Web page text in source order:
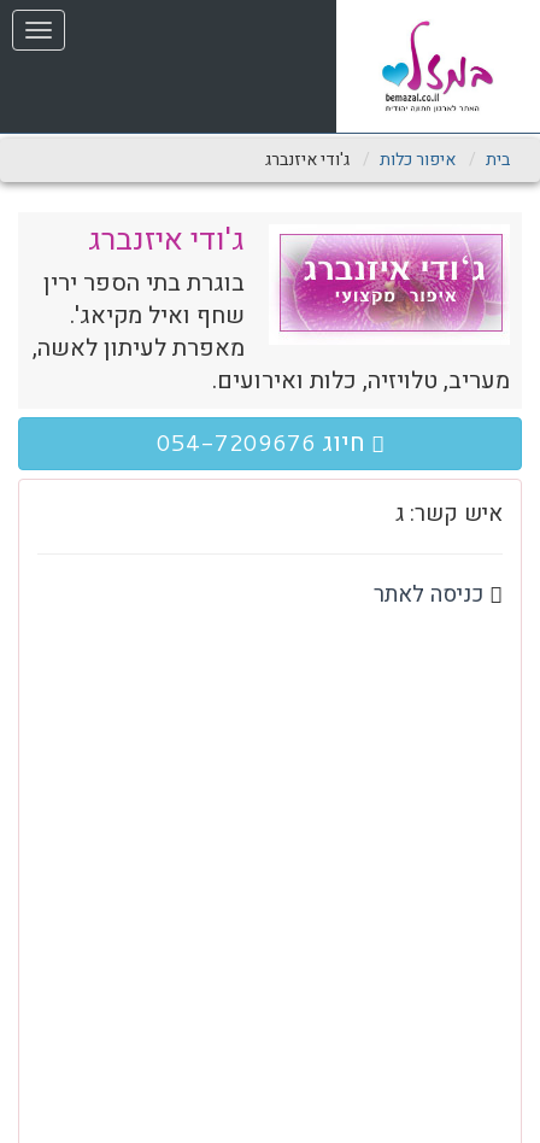
מַעֲרֶכֶת
בִּקְלִיק
לִנְגִישׁוּת
הָאֲתָר.
תפריט
בית איפור כלות ג'ודי איזנברג
ג'ודי איזנברג
בוגרת בתי הספר ירין
שחף ואיל מקיאג'.
מאפרת לעיתון לאשה,
מעריב, טלויזיה, כלות ואירועים.
חיוג 054-7209676
איש קשר: ג
כניסה לאתר